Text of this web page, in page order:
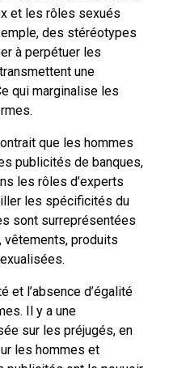
et les rôles sexués
des stéréotypes
à perpétuer les
une
qui marginalise les
que les hommes
publicités de banques,
les rôles d’experts
les spécificités du
sont surreprésentées
produits
et l’absence d’égalité
Il y a une
sur les préjugés, en
les hommes et